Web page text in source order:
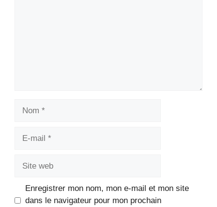
Enregistrer mon nom, mon e-mail et mon site
dans le navigateur pour mon prochain